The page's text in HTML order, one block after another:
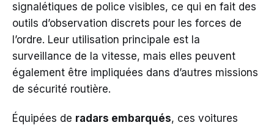
signalétiques de police visibles, ce qui en fait des
outils d’observation discrets pour les forces de
l’ordre. Leur utilisation principale est la
surveillance de la vitesse, mais elles peuvent
également être impliquées dans d’autres missions
de sécurité routière.
Équipées de radars embarqués, ces voitures